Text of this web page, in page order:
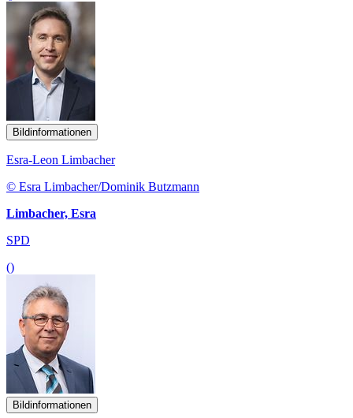
Bildinformationen
Esra-Leon Limbacher
© Esra Limbacher/Dominik Butzmann
Limbacher, Esra
SPD
()
Bildinformationen